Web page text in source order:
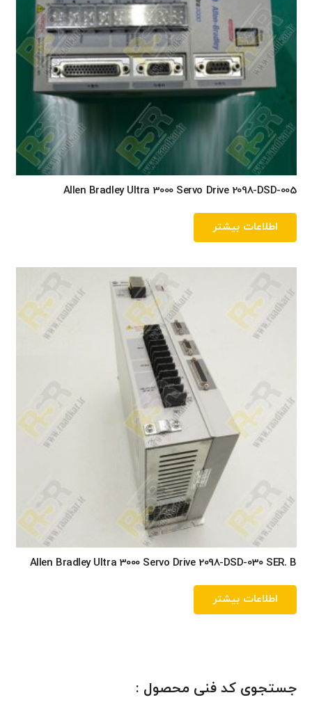
Allen Bradley Ultra 3000 Servo Drive 2098-DSD-005
اطلاعات بیشتر
Allen Bradley Ultra 3000 Servo Drive 2098-DSD-030 SER. B
اطلاعات بیشتر
جستجوی کد فنی محصول :